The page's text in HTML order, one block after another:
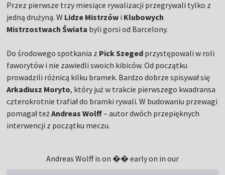
Przez pierwsze trzy miesiące rywalizacji przegrywali tylko z
jedną drużyną. W Lidze Mistrzów i Klubowych
Mistrzostwach Świata byli gorsi od Barcelony.
Do środowego spotkania z Pick Szeged przystępowali w roli
faworytów i nie zawiedli swoich kibiców. Od początku
prowadzili różnicą kilku bramek. Bardzo dobrze spisywał się
Arkadiusz Moryto, który już w trakcie pierwszego kwadransa
czterokrotnie trafiał do bramki rywali. W budowaniu przewagi
pomagał teżAndreas Wolff– autor dwóch przepięknych
interwencji z początku meczu.
Andreas Wolff is on �� early on in our